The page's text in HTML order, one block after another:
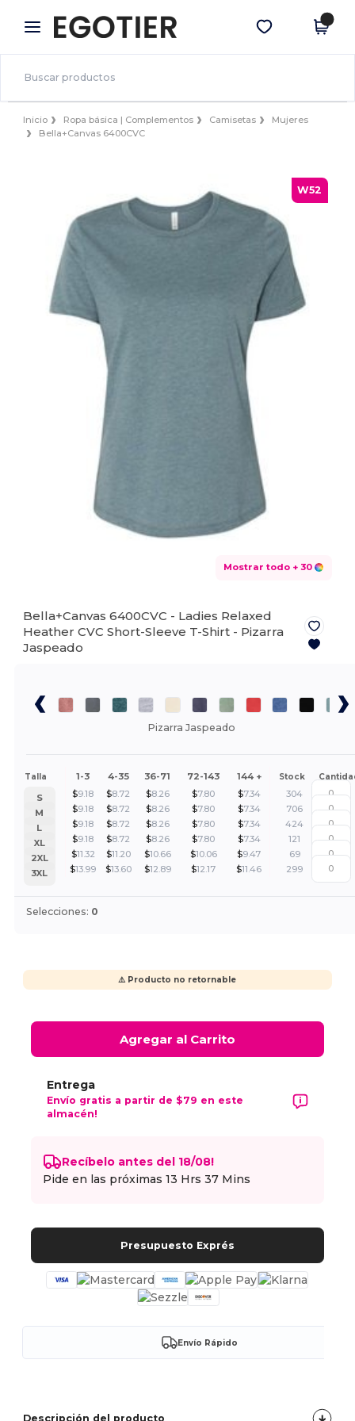
× App de Egotier
¡Mejores precios en app!
Descargar app
Inicio Ropa básica | Complementos Camisetas
Mujeres
Bella+Canvas 6400CVC
W52
Mostrar todo + 30
Bella+Canvas 6400CVC - Ladies Relaxed
Heather CVC Short-Sleeve T-Shirt - Pizarra
Jaspeado
Pizarra Jaspeado
Talla 1-3 4-35 36-71 72-143 144 + Stock
S $9.18 $8.72 $8.26 $7.80 $7.34
304
M
$9.18 $8.72 $8.26 $7.80 $7.34
706
L
$9.18 $8.72 $8.26 $7.80 $7.34
424
XL
$9.18 $8.72 $8.26 $7.80 $7.34
121
2XL
$11.32 $11.20 $10.66 $10.06 $9.47
69
3XL
$13.99 $13.60 $12.89 $12.17 $11.46 299
Selecciones: 0
⚠️ Producto no retornable
Agregar al Carrito
Entrega
Envío gratis a partir de $79 en este
almacén!
Recíbelo antes del 18/08!
Pide en las próximas13 Hrs 37 Mins
Presupuesto Exprés
Envío Rápido
Descripción del producto